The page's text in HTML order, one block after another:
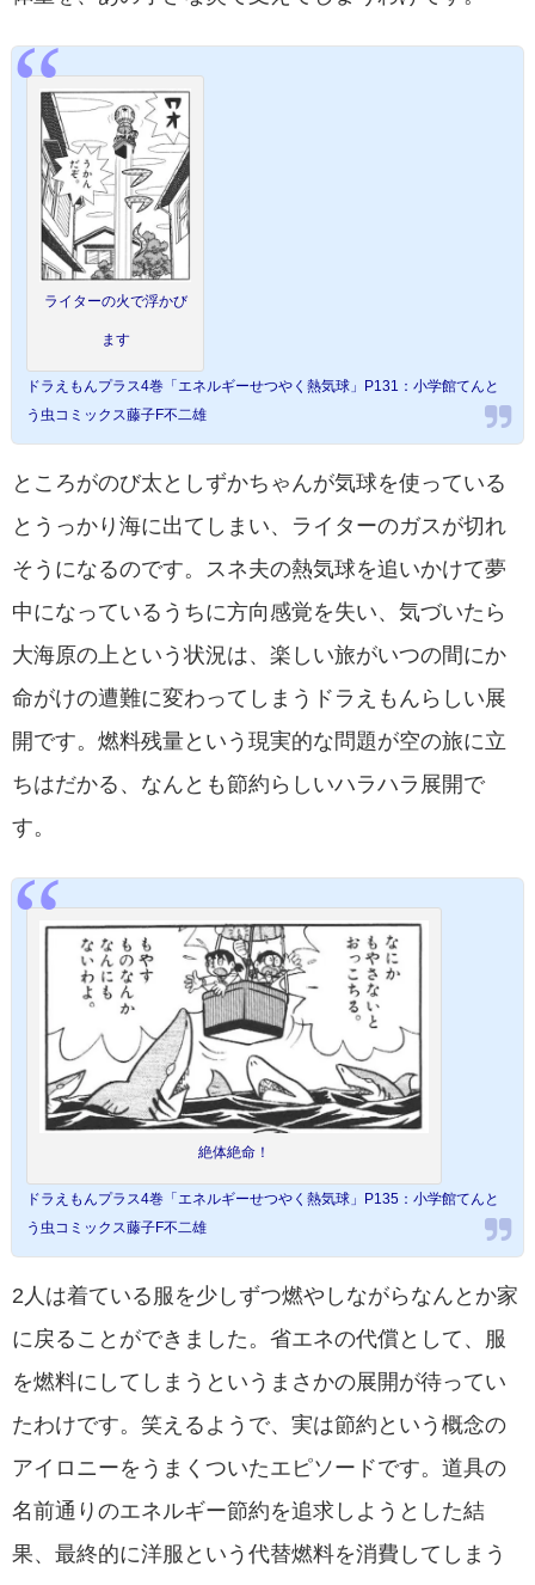
ライターの火で浮かび
ます
ドラえもんプラス4巻「エネルギーせつやく熱気球」P131：小学館てんと
う虫コミックス藤子F不二雄
ところがのび太としずかちゃんが気球を使っている
とうっかり海に出てしまい、ライターのガスが切れ
そうになるのです。スネ夫の熱気球を追いかけて夢
中になっているうちに方向感覚を失い、気づいたら
大海原の上という状況は、楽しい旅がいつの間にか
命がけの遭難に変わってしまうドラえもんらしい展
開です。燃料残量という現実的な問題が空の旅に立
ちはだかる、なんとも節約らしいハラハラ展開で
す。
絶体絶命！
ドラえもんプラス4巻「エネルギーせつやく熱気球」P135：小学館てんと
う虫コミックス藤子F不二雄
2人は着ている服を少しずつ燃やしながらなんとか家
に戻ることができました。省エネの代償として、服
を燃料にしてしまうというまさかの展開が待ってい
たわけです。笑えるようで、実は節約という概念の
アイロニーをうまくついたエピソードです。道具の
名前通りのエネルギー節約を追求しようとした結
果、最終的に洋服という代替燃料を消費してしまう